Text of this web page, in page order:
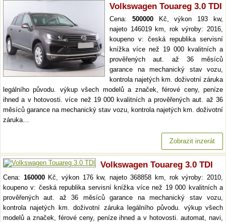
Volkswagen Touareg 3.0 TDI
Cena: 500000Kč, výkon 193 kw,
najeto 146019 km, rok výroby: 2016,
koupeno v: česká republika servisní
knížka více než 19 000 kvalitních a
prověřených aut. až 36 měsíců
garance na mechanický stav vozu,
kontrola najetých km. doživotní záruka
legálního původu. výkup všech modelů a značek, férové ceny, peníze
ihned a v hotovosti. více než 19 000 kvalitních a prověřených aut. až 36
měsíců garance na mechanický stav vozu, kontrola najetých km. doživotní
záruka…
Zobrazit inzerát
Volkswagen Touareg 3.0 TDI
Cena: 160000Kč, výkon 176 kw, najeto 368858 km, rok výroby: 2010,
koupeno v: česká republika servisní knížka více než 19 000 kvalitních a
prověřených aut. až 36 měsíců garance na mechanický stav vozu,
kontrola najetých km. doživotní záruka legálního původu. výkup všech
modelů a značek, férové ceny, peníze ihned a v hotovosti. automat, navi,